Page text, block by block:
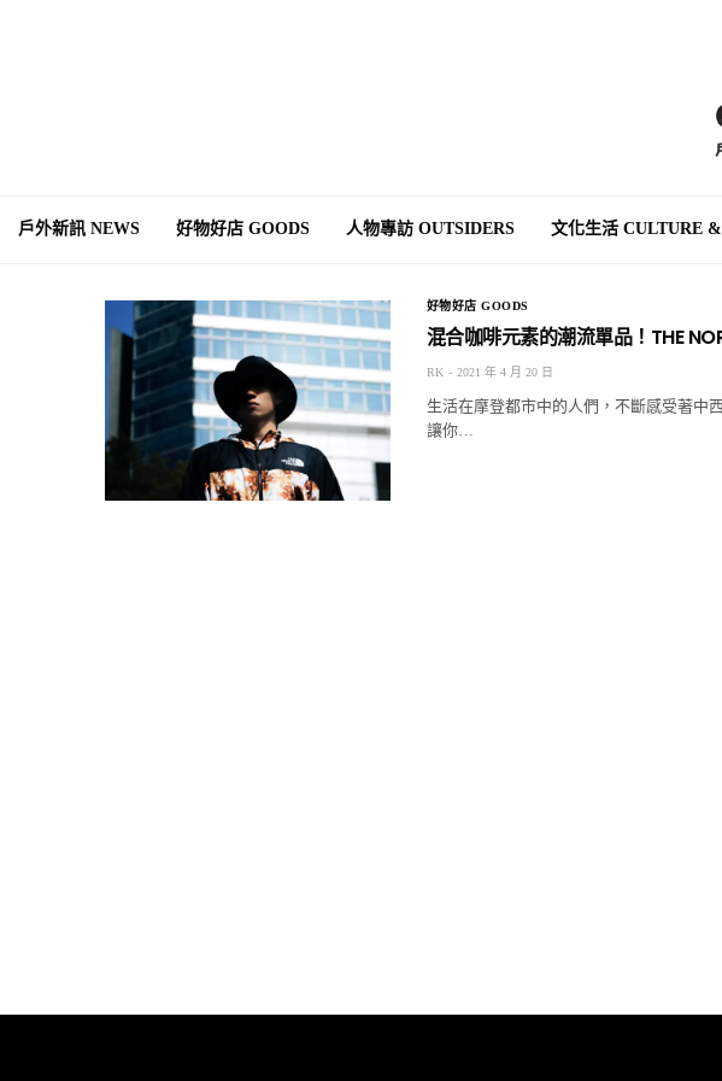
戶外新訊 NEWS 好物好店 GOODS 人物專訪 OUTSIDERS 文化生活 CULTURE
好物好店 GOODS
混合咖啡元素的潮流單品！THE
RK 2021 年 4 月 20 日
生活在摩登都市中的人們，不斷感受著中
讓你…